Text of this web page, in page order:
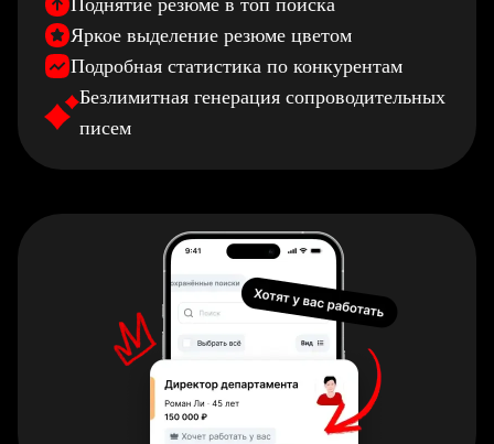
Поднятие резюме в топ поиска
Яркое выделение резюме цветом
Подробная статистика по конкурентам
Безлимитная генерация сопроводительных
писем